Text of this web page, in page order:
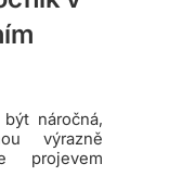
náročná,
výrazně
projevem